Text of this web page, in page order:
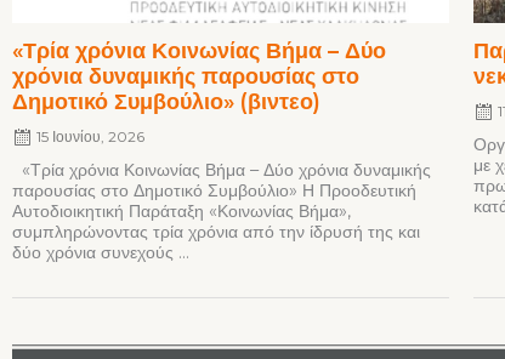
«Τρία χρόνια Κοινωνίας Βήμα – Δύο
χρόνια δυναμικής παρουσίας στο
Δημοτικό Συμβούλιο» (βιντεο)
15 Ιουνίου, 2026
«Τρία χρόνια Κοινωνίας Βήμα – Δύο χρόνια δυναμικής
παρουσίας στο Δημοτικό Συμβούλιο» Η Προοδευτική
Αυτοδιοικητική Παράταξη «Κοινωνίας Βήμα»,
συμπληρώνοντας τρία χρόνια από την ίδρυσή της και
δύο χρόνια συνεχούς ...
με